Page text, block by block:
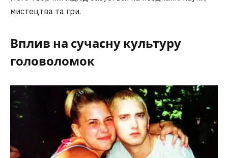
мистецтва та гри.
Вплив на сучасну культуру
головоломок